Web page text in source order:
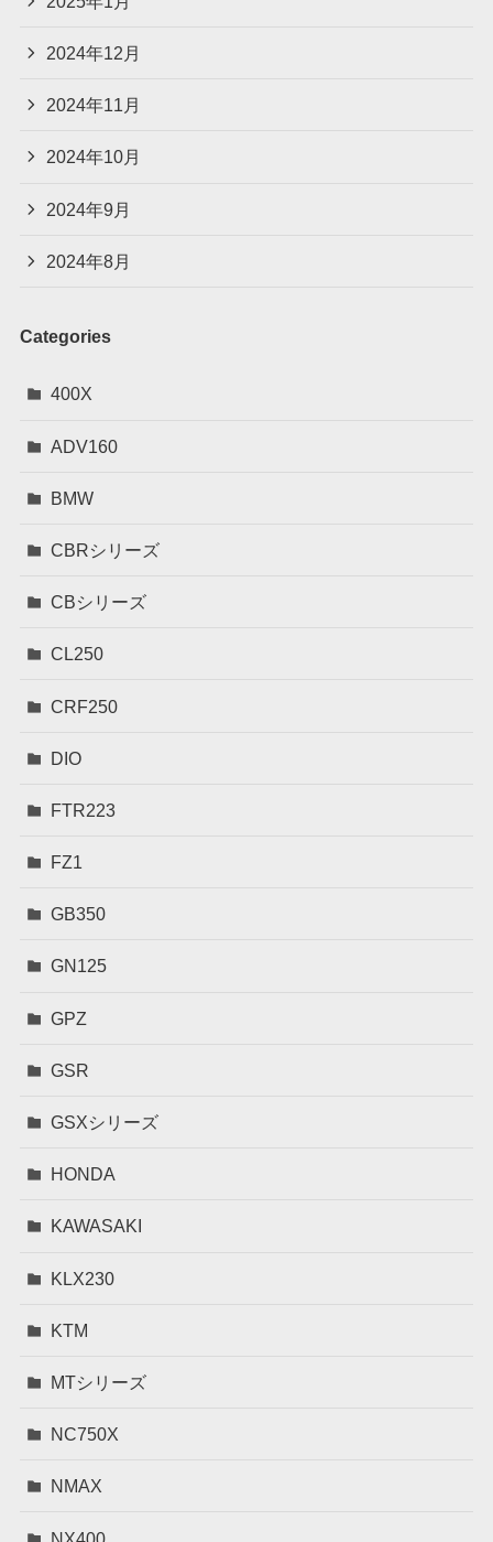
2024年12月
2024年11月
2024年10月
2024年9月
2024年8月
Categories
400X
ADV160
BMW
CBRシリーズ
CBシリーズ
CL250
CRF250
DIO
FTR223
FZ1
GB350
GN125
GPZ
GSR
GSXシリーズ
HONDA
KAWASAKI
KLX230
KTM
MTシリーズ
NC750X
NMAX